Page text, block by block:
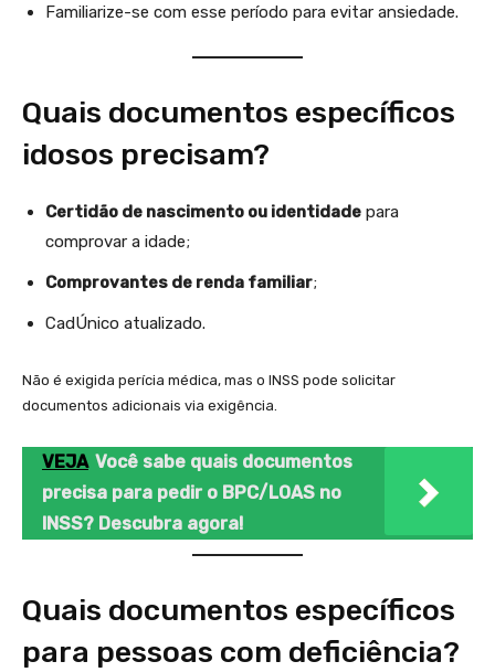
Familiarize-se com esse período para evitar ansiedade.
Quais documentos específicos
idosos precisam?
Certidão de nascimento ou identidade para
comprovar a idade;
Comprovantes de renda familiar;
CadÚnico atualizado.
Não é exigida perícia médica, mas o INSS pode solicitar
documentos adicionais via exigência.
VEJA Você sabe quais documentos
precisa para pedir o BPC/LOAS no
INSS? Descubra agora!
Quais documentos específicos
para pessoas com deficiência?